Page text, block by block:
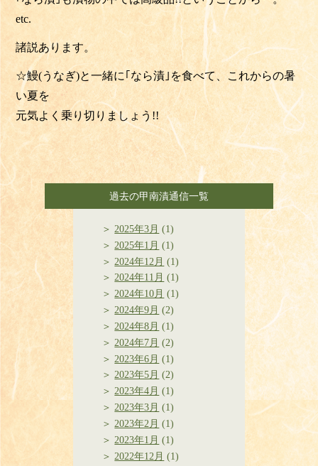
etc.
諸説あります。
☆鰻(うなぎ)と一緒に｢なら漬｣を食べて、これからの暑
い夏を
元気よく乗り切りましょう!!
過去の甲南漬通信一覧
2025年3月 (1)
2025年1月 (1)
2024年12月 (1)
2024年11月 (1)
2024年10月 (1)
2024年9月 (2)
2024年8月 (1)
2024年7月 (2)
2023年6月 (1)
2023年5月 (2)
2023年4月 (1)
2023年3月 (1)
2023年2月 (1)
2023年1月 (1)
2022年12月 (1)